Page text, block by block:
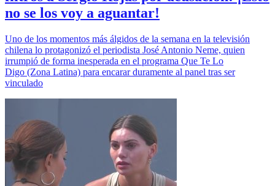
no se los voy a aguantar!
Uno de los momentos más álgidos de la semana en la televisión
chilena lo protagonizó el periodista José Antonio Neme, quien
irrumpió de forma inesperada en el programa Que Te Lo
Digo (Zona Latina) para encarar duramente al panel tras ser
vinculado